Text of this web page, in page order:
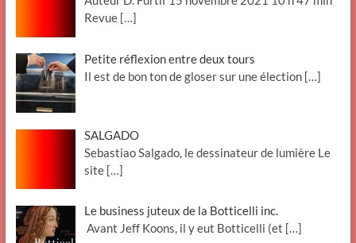
Revue […]
Petite réflexion entre deux tours
Il est de bon ton de gloser sur une élection […]
SALGADO
Sebastiao Salgado, le dessinateur de lumière Le
site […]
Le business juteux de la Botticelli inc.
Avant Jeff Koons, il y eut Botticelli (et […]